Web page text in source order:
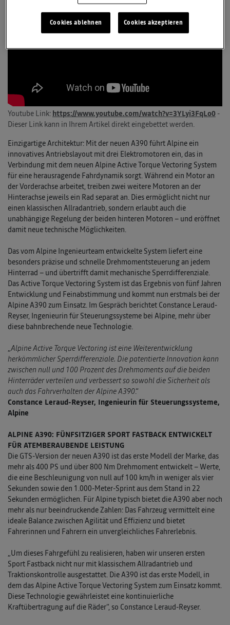
Youtube Link: https://www.youtube.com/watch?v=3YLyi3FqLo0 -
Dieser Link kann in Ihrem Artikel direkt eingebettet werden.
Einzigartige Architektur: Mit der neuen A390 führt Alpine ein
innovatives Antriebslayout mit drei Elektromotoren ein, das in
Verbindung mit dem neuen Alpine Active Torque Vectoring System
für eine herausragende Fahrdynamik sorgt. Während ein Motor an
der Vorderachse arbeitet, treiben zwei weitere Motoren an der
Hinterachse jeweils ein Rad separat an. Dies ermöglicht nicht nur
einen klassischen Allradantrieb, sondern erlaubt auch die
unabhängige Regelung der beiden hinteren Motoren – und eröffnet
damit neue technische Möglichkeiten.
Das vom Alpine Ingenieurteam entwickelte System liefert eine
besonders präzise und schnelle Drehmomentsteuerung an jedem
Hinterrad – und übertrifft damit mechanische Sperrdifferenziale.
Das Active Torque Vectoring System ist das Ergebnis von fünf Jahren
Entwicklung und Feinabstimmung und kommt nun erstmals bei der
Alpine A390 zum Einsatz. Im Gespräch berichtet Constance Leraud-
Reyser, Ingenieurin für Steuerungssysteme bei Alpine, mehr über
diese bahnbrechende neue Technologie.
„Alpine Active Torque Vectoring ist eine Weiterentwicklung
herkömmlicher Sperrdifferenziale. Die patentierte Innovation kann
zwischen null und 100 Prozent des Drehmoments auf die beiden
Hinterräder verteilen und verbessert so sowohl die Sicherheit als
auch das Fahrverhalten der Alpine A390.“
Constance Leraud-Reyser, Ingenieurin für Steuerungssysteme,
Alpine
ALPINE A390: FÜNFSITZIGER SPORT FASTBACK ENTWICKELT
FÜR ATEMBERAUBENDE LEISTUNG
Die GTS-Version der neuen A390 ist das erste Modell der Marke, das
mehr als 400 PS und über 800 Nm Drehmoment entwickelt – Werte,
die eine Beschleunigung von null auf 100 km/h in weniger als vier
Sekunden sowie den 1.000-Meter-Sprint aus dem Stand in 22
Sekunden ermöglichen. Für Alpine typisch bietet die A390 aber noch
mehr als nur beeindruckende Zahlen: Das Fahrzeug vermittelt eine
ideale Balance zwischen Agilität und Effizienz und bietet
Fahrerinnen und Fahrern ein unvergleichliches Fahrerlebnis.
„Um dieses Fahrgefühl zu realisieren, haben wir unseren ersten
Sport Fastback nicht nur mit klassischem Allradantrieb und
Traktionskontrolle ausgestattet. Die A390 ist das erste Modell, in
dem das Alpine Active Torque Vectoring System zum Einsatz kommt.
Diese Technologie gewährleistet eine kontinuierliche
Kraftübertragung auf die Räder“, so Constance Leraud-Reyser.
Cookies ablehnen Cookies akzeptieren